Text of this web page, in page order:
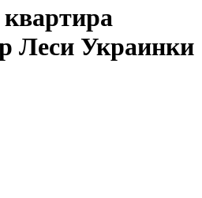
Леси Украинки